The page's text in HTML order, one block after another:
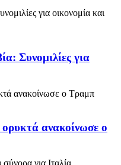
Συνομιλίες για
ορυκτά ανακοίνωσε ο